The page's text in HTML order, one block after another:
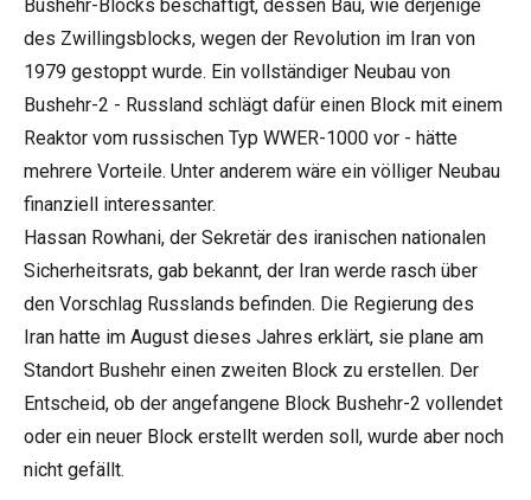
Bushehr-Blocks beschäftigt, dessen Bau, wie derjenige
des Zwillingsblocks, wegen der Revolution im Iran von
1979 gestoppt wurde. Ein vollständiger Neubau von
Bushehr-2 - Russland schlägt dafür einen Block mit einem
Reaktor vom russischen Typ WWER-1000 vor - hätte
mehrere Vorteile. Unter anderem wäre ein völliger Neubau
finanziell interessanter.
Hassan Rowhani, der Sekretär des iranischen nationalen
Sicherheitsrats, gab bekannt, der Iran werde rasch über
den Vorschlag Russlands befinden. Die Regierung des
Iran hatte im August dieses Jahres erklärt, sie plane am
Standort Bushehr einen zweiten Block zu erstellen. Der
Entscheid, ob der angefangene Block Bushehr-2 vollendet
oder ein neuer Block erstellt werden soll, wurde aber noch
nicht gefällt.